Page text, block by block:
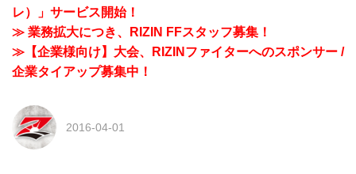
レ）」サービス開始！
≫ 業務拡大につき、RIZIN FFスタッフ募集！
≫【企業様向け】大会、RIZINファイターへのスポンサー /
企業タイアップ募集中！
2016-04-01